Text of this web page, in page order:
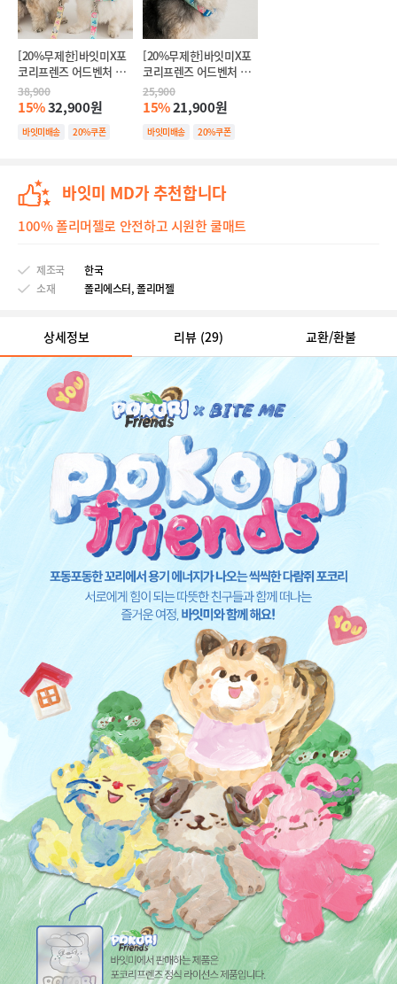
[20%무제한]바잇미X포
코리프렌즈 어드벤처 앞
섬방지 이지 하네스 (3
colors)(+하트키링 색상
랜덤1개증정)
38,900
15%32,900원
바잇미배송 20%쿠폰
[20%무제한]바잇미X포
코리프렌즈 어드벤처 목
줄 (3 colors)(+하트키링
색상랜덤1개증정)
25,900
15%21,900원
바잇미배송 20%쿠폰
바잇미 MD가 추천합니다
100% 폴리머젤로 안전하고 시원한 쿨매트
제조국
한국
소재
폴리에스터, 폴리머젤
상세정보 리뷰 (29) 교환/환불